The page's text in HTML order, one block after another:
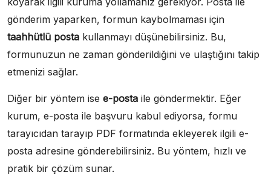
gönderim yaparken, formun kaybolmaması için
taahhütlü posta kullanmayı düşünebilirsiniz. Bu,
formunuzun ne zaman gönderildiğini ve ulaştığını takip
etmenizi sağlar.
Diğer bir yöntem ise e-posta ile göndermektir. Eğer
kurum, e-posta ile başvuru kabul ediyorsa, formu
tarayıcıdan tarayıp PDF formatında ekleyerek ilgili e-
posta adresine gönderebilirsiniz. Bu yöntem, hızlı ve
pratik bir çözüm sunar.